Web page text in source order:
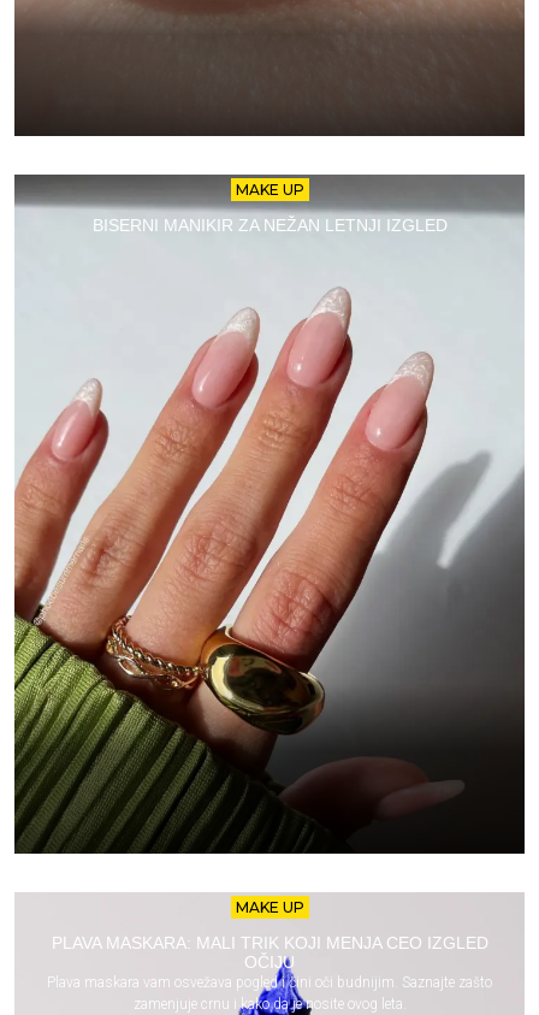
MAKE UP
BISERNI MANIKIR ZA NEŽAN LETNJI IZGLED
MAKE UP
PLAVA MASKARA: MALI TRIK KOJI MENJA CEO IZGLED
OČIJU
Plava maskara vam osvežava pogled i čini oči budnijim. Saznajte zašto
zamenjuje crnu i kako da je nosite ovog leta.